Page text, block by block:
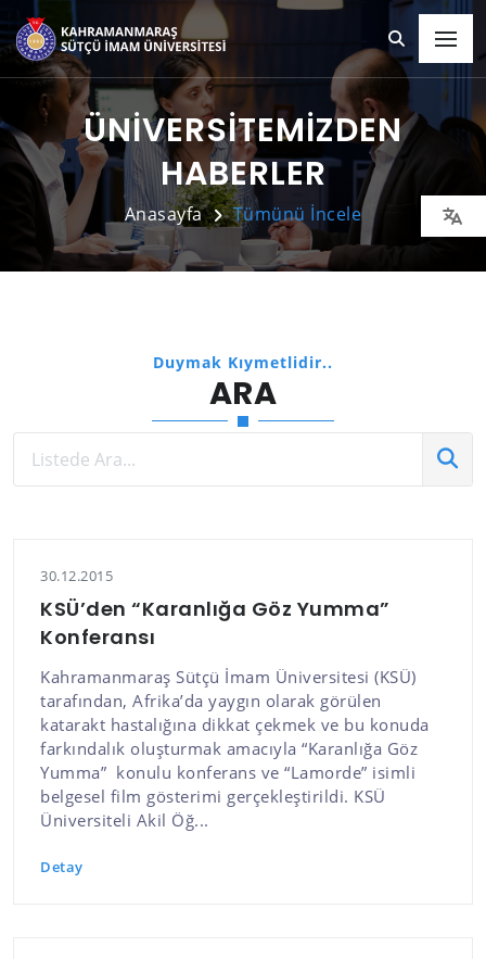
ÜNİVERSİTEMİZDEN
HABERLER
Anasayfa Tümünü İncele
Duymak Kıymetlidir..
ARA
30.12.2015
KSÜ’den “Karanlığa Göz Yumma”
Konferansı
Kahramanmaraş Sütçü İmam Üniversitesi (KSÜ)
tarafından, Afrika’da yaygın olarak görülen
katarakt hastalığına dikkat çekmek ve bu konuda
farkındalık oluşturmak amacıyla “Karanlığa Göz
Yumma” konulu konferans ve “Lamorde” isimli
belgesel film gösterimi gerçekleştirildi. KSÜ
Üniversiteli Akil Öğ...
Detay